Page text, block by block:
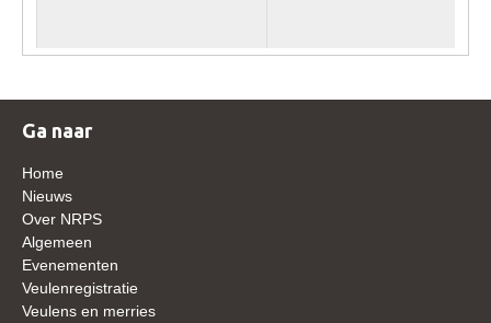
Sport
Paard te koop
Inloggen
Ga naar
Home
Nieuws
Over NRPS
Algemeen
Evenementen
Veulenregistratie
Veulens en merries